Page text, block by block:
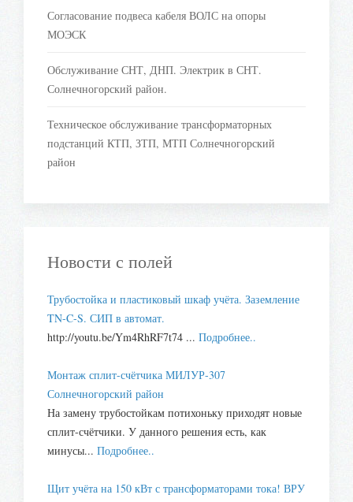
Согласование подвеса кабеля ВОЛС на опоры
МОЭСК
Обслуживание СНТ, ДНП. Электрик в СНТ.
Солнечногорский район.
Техническое обслуживание трансформаторных
подстанций КТП, ЗТП, МТП Солнечногорский
район
Новости с полей
Трубостойка и пластиковый шкаф учёта. Заземление
TN-C-S. СИП в автомат.
http://youtu.be/Ym4RhRF7t74 ... Подробнее..
Монтаж сплит-счётчика МИЛУР-307
Солнечногорский район
На замену трубостойкам потихоньку приходят новые
сплит-счётчики. У данного решения есть, как
минусы... Подробнее..
Щит учёта на 150 кВт с трансформаторами тока! ВРУ